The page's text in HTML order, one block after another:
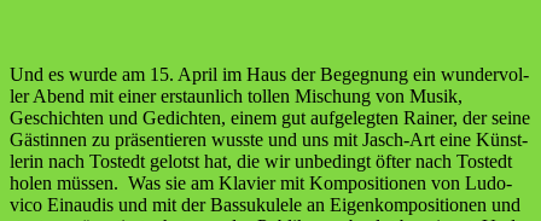
Und es wur­de am 15. April im Haus der Begeg­nung ein wun­der­vol­
ler Abend mit einer erstaun­lich tol­len Mischung von Musik,
Geschich­ten und Gedich­ten, einem gut auf­ge­leg­ten Rai­ner, der sei­ne
Gäs­tin­nen zu prä­sen­tie­ren wuss­te und uns mit Jasch-Art eine Künst­
le­rin nach Tostedt gelotst hat, die wir unbe­dingt öfter nach Tostedt
holen müs­sen. Was sie am Kla­vier mit Kom­po­si­tio­nen von Ludo­
vico Ein­au­dis und mit der Bas­suku­le­le an Eigen­kom­po­si­tio­nen und